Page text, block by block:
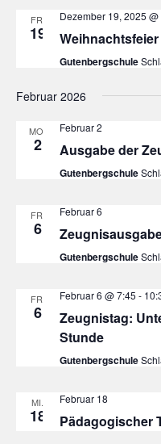
FR.
19
Dezember 19, 2025 @
Weihnachtsfeier
Gutenbergschule
Februar 2026
MO.
2
Februar 2
Ausgabe der
Gutenbergschule
FR.
6
Februar 6
Gutenbergschule
FR.
6
Februar 6 @ 7:45 -
Zeugnistag:
Stunde
Gutenbergschule
MI.
18
Februar 18
Pädagogischer